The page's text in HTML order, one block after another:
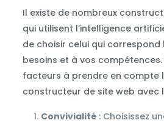
Il existe de nombreux
qui utilisent l’intelligence
de choisir celui qui correspond
besoins et à vos
facteurs à prendre en compte
constructeur de site web avec
Convivialité: Choisissez